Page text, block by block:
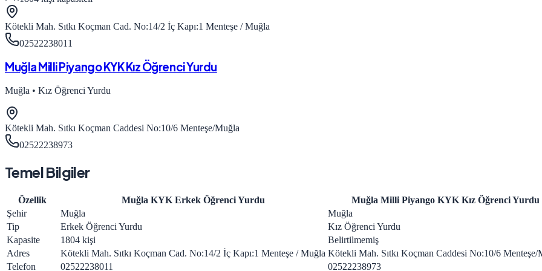
Kötekli Mah. Sıtkı Koçman Cad. No:14/2 İç Kapı:1 Menteşe / Muğla
02522238011
Muğla Milli Piyango KYK Kız Öğrenci Yurdu
Muğla • Kız Öğrenci Yurdu
Kötekli Mah. Sıtkı Koçman Caddesi No:10/6 Menteşe/Muğla
02522238973
Temel Bilgiler
Özellik Muğla KYK Erkek Öğrenci Yurdu
Muğla Milli Piyango KYK Kız Öğrenci Yurdu
Şehir
Muğla
Muğla
Tip
Erkek Öğrenci Yurdu
Kız Öğrenci Yurdu
Kapasite
1804 kişi
Belirtilmemiş
Adres
Kötekli Mah. Sıtkı Koçman Cad. No:14/2 İç Kapı:1 Menteşe / Muğla Kötekli Mah. Sıtkı Koçman Caddesi No:10/6 Menteşe/
Telefon
02522238011 02522238973